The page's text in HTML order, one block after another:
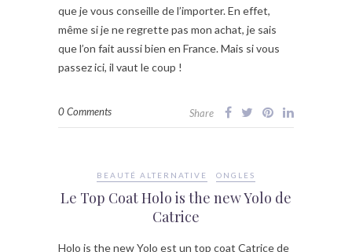
que je vous conseille de l’importer. En effet,
même si je ne regrette pas mon achat, je sais
que l’on fait aussi bien en France. Mais si vous
passez ici, il vaut le coup !
0 Comments Share
BEAUTÉ ALTERNATIVE ONGLES
Le Top Coat Holo is the new Yolo de
Catrice
Holo is the new Yolo est un top coat Catrice de